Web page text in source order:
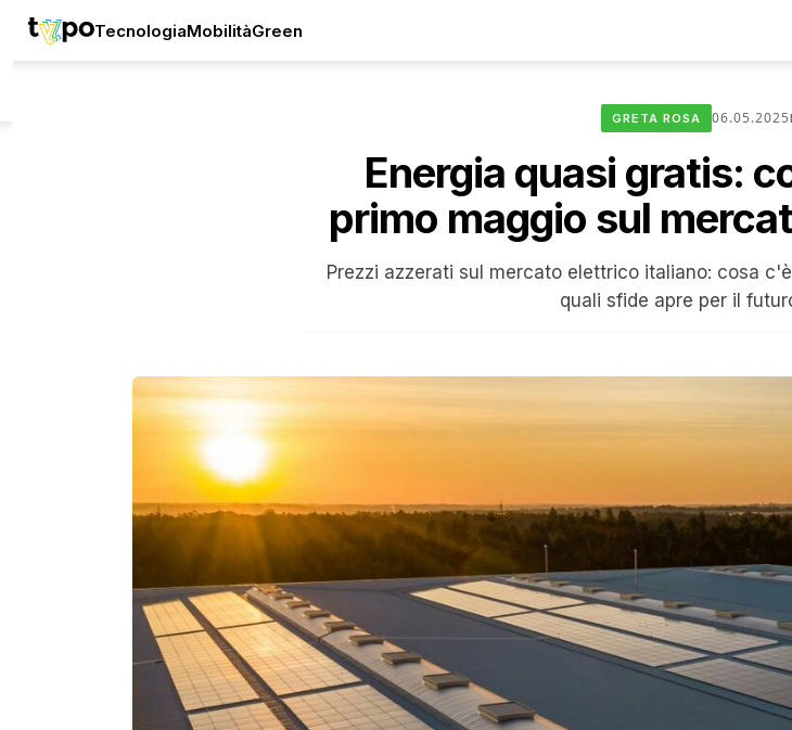
TecnologiaMobilitàGreen
GRETA ROSA 06.05.2025
Energia quasi gratis:
primo maggio sul
Prezzi azzerati sul mercato elettrico italiano: cosa
quali sfide apre per il